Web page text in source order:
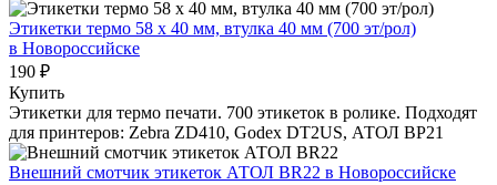
Этикетки термо 58 х 40 мм, втулка 40 мм (700 эт/рол)
в Новороссийске
190 ₽
Купить
Этикетки для термо печати. 700 этикеток в ролике. Подходят
для принтеров: Zebra ZD410, Godex DT2US, АТОЛ BP21
Внешний смотчик этикеток АТОЛ BR22 в Новороссийске